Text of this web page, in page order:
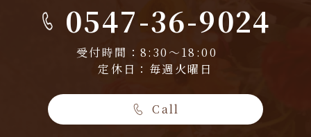
0547-36-9024
受付時間：8:30～18:00
定休日：毎週火曜日
Call